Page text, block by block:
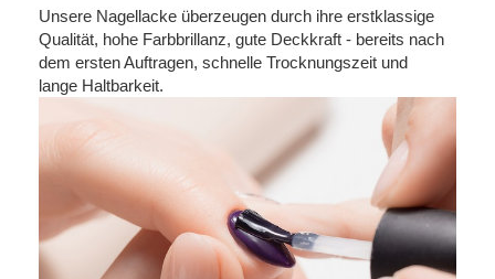
Unsere Nagellacke überzeugen durch ihre erstklassige
Qualität, hohe Farbbrillanz, gute Deckkraft - bereits nach
dem ersten Auftragen, schnelle Trocknungszeit und
lange Haltbarkeit.